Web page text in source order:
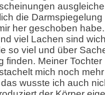
die
her geschoben
viel Lachen sind
so viel und über
finden. Meiner
mich noch
wusste ich auch